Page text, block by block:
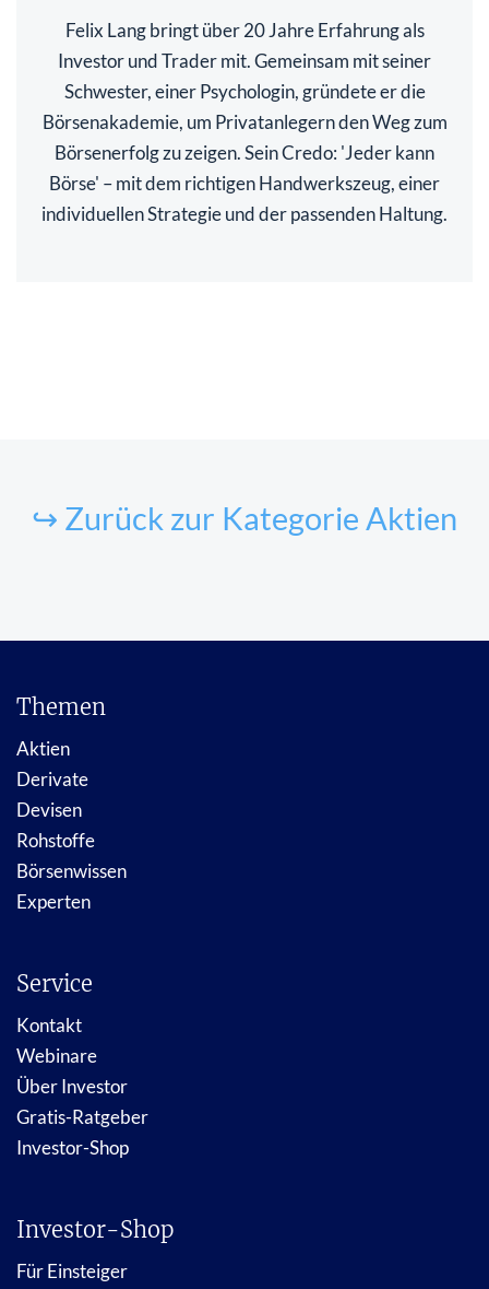
Felix Lang bringt über 20 Jahre Erfahrung als
Investor und Trader mit. Gemeinsam mit seiner
Schwester, einer Psychologin, gründete er die
Börsenakademie, um Privatanlegern den Weg zum
Börsenerfolg zu zeigen. Sein Credo: 'Jeder kann
Börse' – mit dem richtigen Handwerkszeug, einer
individuellen Strategie und der passenden Haltung.
↪ Zurück zur Kategorie Aktien
Themen
Aktien
Derivate
Devisen
Rohstoffe
Börsenwissen
Experten
Service
Kontakt
Webinare
Über Investor
Gratis-Ratgeber
Investor-Shop
Investor-Shop
Für Einsteiger